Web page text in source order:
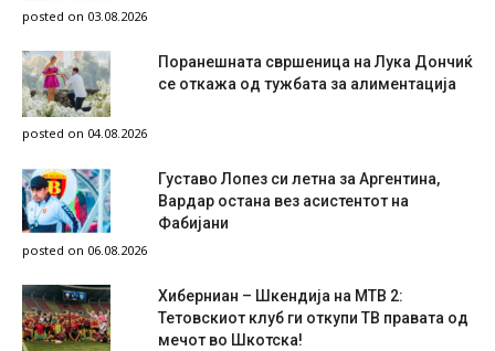
posted on 03.08.2026
Поранешната свршеница на Лука Дончиќ
се откажа од тужбата за алиментација
posted on 04.08.2026
Густаво Лопез си летна за Аргентина,
Вардар остана вез асистентот на
Фабијани
posted on 06.08.2026
Хиберниан – Шкендија на МТВ 2:
Тетовскиот клуб ги откупи ТВ правата од
мечот во Шкотска!